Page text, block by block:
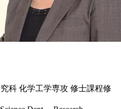
科 化学工学専攻 修士課程修